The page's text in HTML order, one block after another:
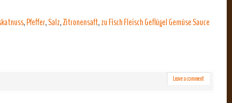
,Pfeffer,Salz,Zitronensaft,zu Fisch Fleisch Geflügel Gemüse Sauce
Leave a comment